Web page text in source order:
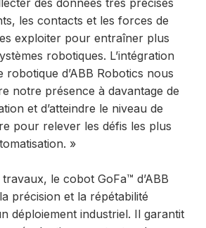
les contacts et les forces de
exploiter pour entraîner plus
robotiques. L’intégration
d’ABB Robotics nous
notre présence à davantage de
et d’atteindre le niveau de
pour relever les défis les plus
»
le cobot GoFa™ d’ABB
précision et la répétabilité
déploiement industriel. Il garantit